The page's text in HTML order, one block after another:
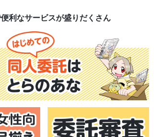
利なサービスが盛りだくさん